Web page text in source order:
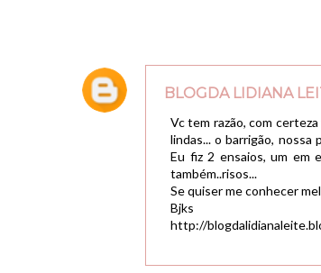
BLOGDA LIDIANA
Vc tem razão, com
lindas... o barrigão, nossa
Eu fiz 2 ensaios, um em
também..risos...
Se quiser me conhecer
Bjks
http://